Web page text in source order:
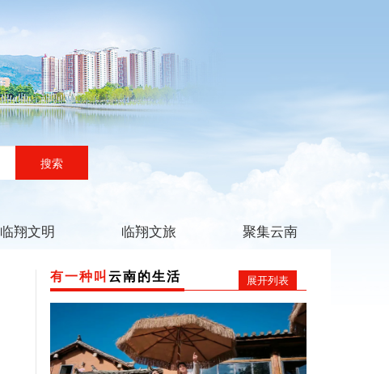
搜索
临翔文明 临翔文旅 聚集云南
有一种叫云南的生活 展开列表